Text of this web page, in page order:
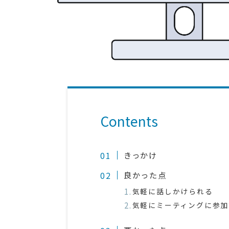
Contents
きっかけ
良かった点
気軽に話しかけられる
気軽にミーティングに参